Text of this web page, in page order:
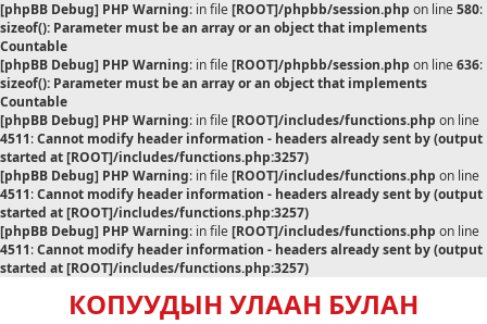
[phpBB Debug] PHP Warning: in file[ROOT]/phpbb/session.php on line580:
sizeof(): Parameter must be an array or an object that implements
Countable
[phpBB Debug] PHP Warning: in file[ROOT]/phpbb/session.php on line636:
sizeof(): Parameter must be an array or an object that implements
Countable
[phpBB Debug] PHP Warning: in file[ROOT]/includes/functions.php on line
4511:Cannot modify header information - headers already sent by (output
started at [ROOT]/includes/functions.php:3257)
[phpBB Debug] PHP Warning: in file[ROOT]/includes/functions.php on line
4511:Cannot modify header information - headers already sent by (output
started at [ROOT]/includes/functions.php:3257)
[phpBB Debug] PHP Warning: in file[ROOT]/includes/functions.php on line
4511:Cannot modify header information - headers already sent by (output
started at [ROOT]/includes/functions.php:3257)
КОПУУДЫН УЛААН БУЛАН